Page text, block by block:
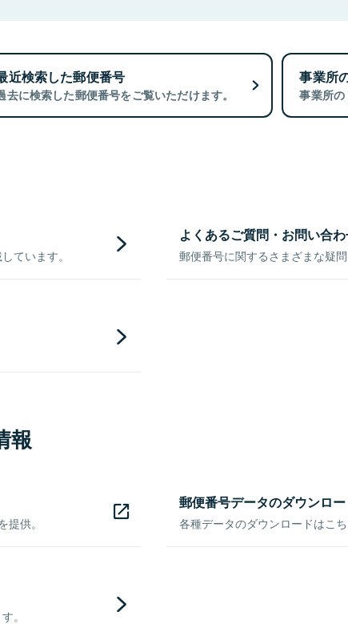
近検索した郵便番号
去に検索した郵便番号をご覧いただけます。
事業所
事業所の
ています。
よくあるご質問・お問い合
郵便番号に関するさまざまな疑問
報
供。
郵便番号データのダウンロ
各種データのダウンロードはこ
。